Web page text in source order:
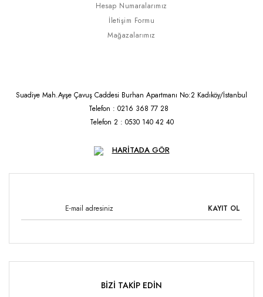
Hesap Numaralarımız
İletişim Formu
Mağazalarımız
Suadiye Mah.Ayşe Çavuş Caddesi Burhan Apartmanı No:2 Kadıköy/İstanbul
Telefon : 0216 368 77 28
Telefon 2 : 0530 140 42 40
HARİTADA GÖR
KAYIT OL
BİZİ TAKİP EDİN